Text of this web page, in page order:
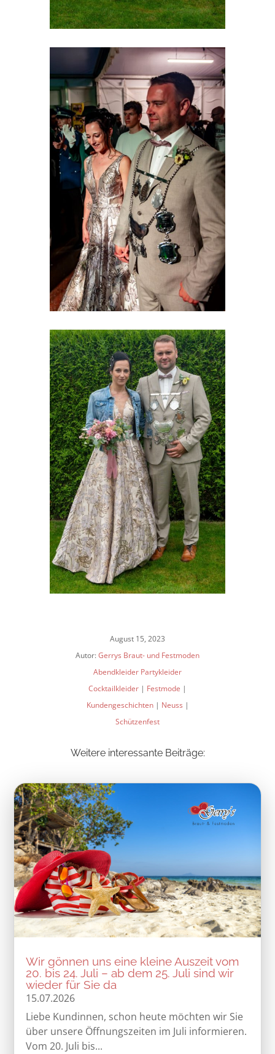
August 15, 2023
Autor:Gerrys Braut- und Festmoden
Abendkleider Partykleider
Cocktailkleider | Festmode |
Kundengeschichten| Neuss |
Schützenfest
Weitere interessante Beiträge:
Wir gönnen uns eine kleine Auszeit vom
20. bis 24. Juli – ab dem 25. Juli sind wir
wieder für Sie da
15.07.2026
Liebe Kundinnen, schon heute möchten wir Sie
über unsere Öffnungszeiten im Juli informieren.
Vom 20. Juli bis...